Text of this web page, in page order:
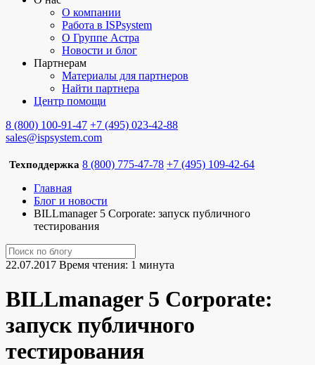
О компании
Работа в ISPsystem
О Группе Астра
Новости и блог
Партнерам
Материалы для партнеров
Найти партнера
Центр помощи
8 (800) 100-91-47 +7 (495) 023-42-88
sales@ispsystem.com
Техподдержка 8 (800) 775-47-78 +7 (495) 109-42-64
Главная
Блог и новости
BILLmanager 5 Corporate: запуск публичного
тестирования
22.07.2017 Время чтения: 1 минута
BILLmanager 5 Corporate:
запуск публичного
тестирования